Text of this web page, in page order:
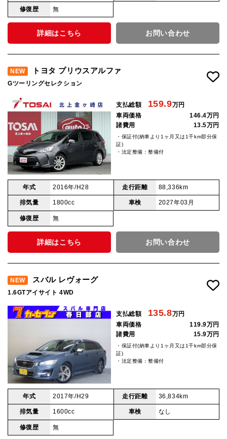
修復歴 無
詳細はこちら お問い合わせ
NEW トヨタ プリウスアルファ
Gツーリングセレクション
支払総額 159.9万円
車両価格
146.4万円
諸費用
13.5万円
・保証付(納車より1ヶ月又は1千km部分保
証)
・法定整備：整備付
年式 2016年/H28 走行距離 88,336km
排気量 1800cc 車検 2027年03月
修復歴 無
詳細はこちら お問い合わせ
NEW スバル レヴォーグ
1.6GTアイサイト 4WD
支払総額 135.8万円
車両価格
119.9万円
諸費用
15.9万円
・保証付(納車より1ヶ月又は1千km部分保
証)
・法定整備：整備付
年式 2017年/H29 走行距離 36,834km
排気量 1600cc 車検 なし
修復歴 無